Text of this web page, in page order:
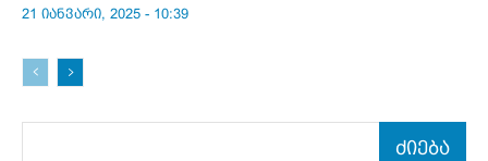
21 იანვარი, 2025 - 10:39
ძიება